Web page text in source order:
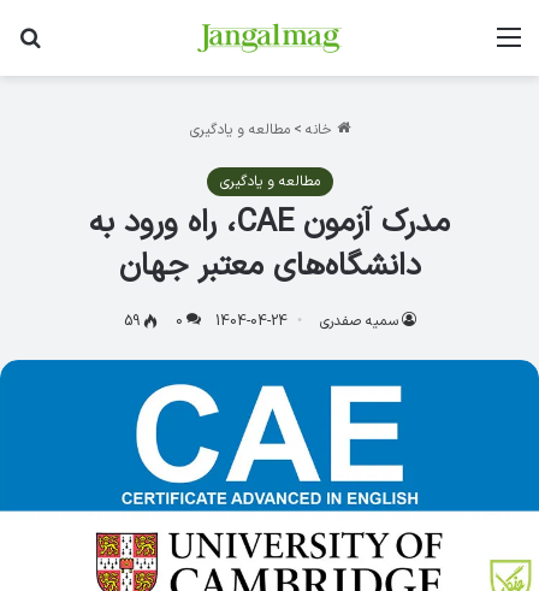
منو
خانه > مطالعه و یادگیری
مطالعه و یادگیری
مدرک آزمون CAE، راه ورود به
دانشگاه‌های معتبر جهان
سمیه صفدری 1404-04-24
0
59